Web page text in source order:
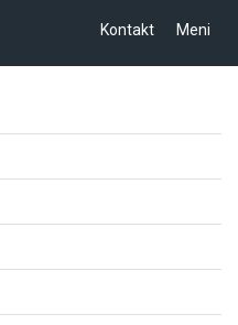
Meni
Kontakt